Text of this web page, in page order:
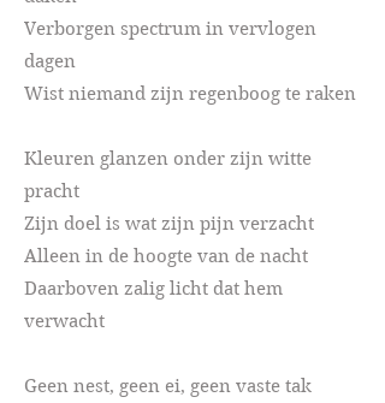
Verborgen spectrum in vervlogen
dagen
Wist niemand zijn regenboog te raken
Kleuren glanzen onder zijn witte
pracht
Zijn doel is wat zijn pijn verzacht
Alleen in de hoogte van de nacht
Daarboven zalig licht dat hem
verwacht
Geen nest, geen ei, geen vaste tak